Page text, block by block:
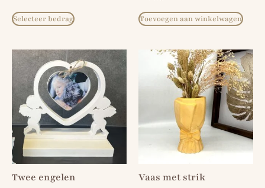
Selecteer bedrag Toevoegen aan winkelwagen
Twee engelen
Vaas met strik